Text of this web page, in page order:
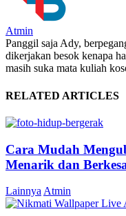
Atmin
Panggil saja Ady,
dikerjakan besok kenapa
masih suka mata kuliah
RELATED ARTICLES
Cara Mudah
Menarik dan
Lainnya Atmin